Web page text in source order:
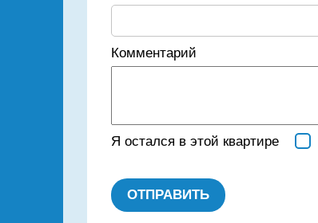
Комментарий
Я остался в этой квартире
ОТПРАВИТЬ